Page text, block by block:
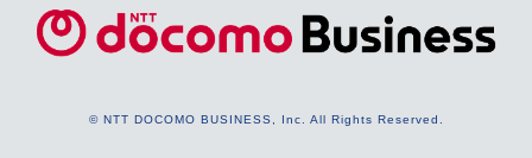
© NTT DOCOMO BUSINESS, Inc. All Rights Reserved.